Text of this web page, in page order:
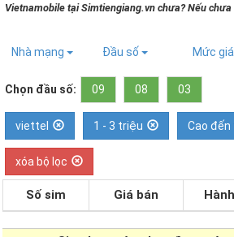
Vietnamobile tại Simtiengiang.vn chưa? Nếu
Nhà mạng Đầu số Mức giá
Chọn đầu số: 09 08 03
viettel 1 - 3 triệu Cao đến
xóa bộ lọc
Số sim Giá bán Hành